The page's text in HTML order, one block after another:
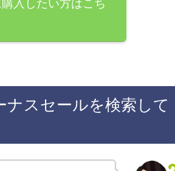
入したい方はこち
スセールを検索して